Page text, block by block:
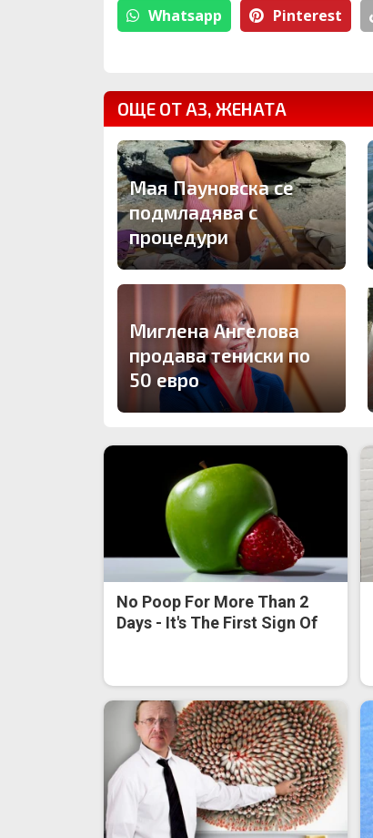
Whatsapp Pinterest
ОЩЕ ОТ АЗ, ЖЕНАТА
Мая Пауновска се
подмладява с
процедури
Миглена Ангелова
продава тениски по
50 евро
No Poop For More Than 2
Days - It's The First Sign Of